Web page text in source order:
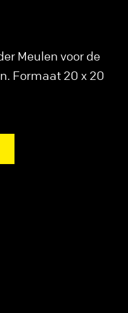
Meulen voor de
Formaat 20 x 20